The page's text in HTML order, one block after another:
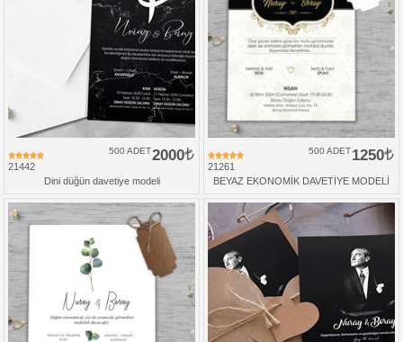
21442
2000
500 ADET
Dini düğün davetiye modeli
21261
1250
500 ADET
BEYAZ EKONOMİK DAVETİYE MODELİ